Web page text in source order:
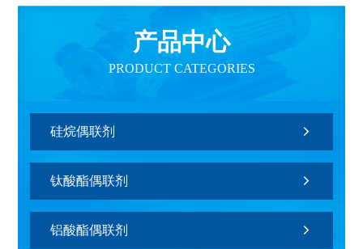
产品中心
PRODUCT CATEGORIES
硅烷偶联剂
钛酸酯偶联剂
铝酸酯偶联剂